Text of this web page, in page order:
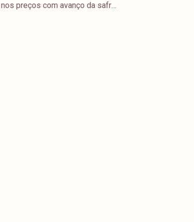
Tomate sofre queda nos preços com avanço da safra e baixa demanda